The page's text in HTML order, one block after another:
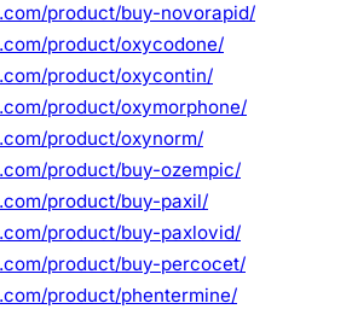
product/buy-novorapid/
product/oxycodone/
product/oxycontin/
product/oxymorphone/
product/oxynorm/
product/buy-ozempic/
product/buy-paxil/
product/buy-paxlovid/
product/buy-percocet/
product/phentermine/